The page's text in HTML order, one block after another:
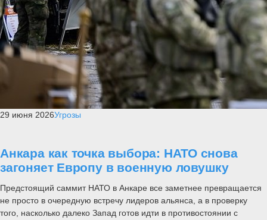
29 июня 2026Угрозы
Анкара как точка выбора: НАТО снова
загоняет Европу в военную ловушку
Предстоящий саммит НАТО в Анкаре все заметнее превращается
не просто в очередную встречу лидеров альянса, а в проверку
того, насколько далеко Запад готов идти в противостоянии с